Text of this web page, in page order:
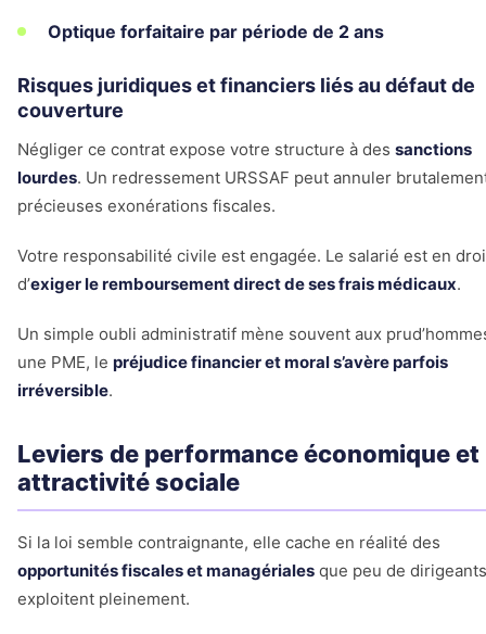
Optique forfaitaire par période de 2 ans
Risques juridiques et financiers liés au défaut de
couverture
Négliger ce contrat expose votre structure à des sanctions
lourdes. Un redressement URSSAF peut annuler
précieuses exonérations fiscales.
Votre responsabilité civile est engagée. Le salarié est en
d’exiger le remboursement direct de ses frais médicaux.
Un simple oubli administratif mène souvent aux
une PME, le préjudice financier et moral s’avère parfois
irréversible.
Leviers de performance économique et
attractivité sociale
Si la loi semble contraignante, elle cache en réalité des
opportunités fiscales et managériales que peu de dirigeants
exploitent pleinement.